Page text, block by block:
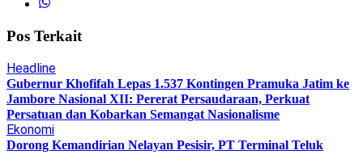
Pos Terkait
Headline
Gubernur Khofifah Lepas 1.537 Kontingen Pramuka Jatim ke
Jambore Nasional XII: Pererat Persaudaraan, Perkuat
Persatuan dan Kobarkan Semangat Nasionalisme
Ekonomi
Dorong Kemandirian Nelayan Pesisir, PT Terminal Teluk